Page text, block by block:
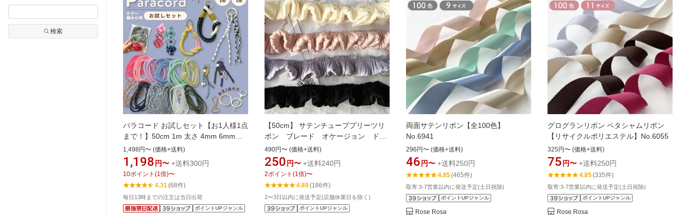
検索
パラコード お試しセット【お1人様1点
まで！】50cm 1m 太さ 4mm 6mm
8mm レジン液 キャンディレジン ハン
ドメイド用 紐 カラーコード スマホシ
ョルダー ストラップ キーホルダー セ
ット アクセサリー パーツ バッグチャ
ーム 手芸 材料 さや工房 手作り アクセ
サリーパーツ
1,498円〜 (価格+送料)
1,198 円〜 +送料300円
10ポイント (1 倍)〜
4.31 (68件)
毎日13時までの注文は当日出荷
ポイントUPジャンル
【50cm】 サテンチューブプリーツリ
ボン ブレード オケージョン ドー
ル 衣装 ロゼッタ おしゃれ ピアス イヤ
リング ハンドメイド 手芸 アクセサリ
ー 材料 素材 パーツ 手芸 チャーム サ
テン 光沢ヘアゴム 商用★
490円〜 (価格+送料)
250 円〜 +送料240円
2ポイント (1 倍)〜
4.89(186件)
2〜3日以内に発送予定(店舗休業日を除く)
ポイントUPジャンル
両面サテンリボン【全100色】
No.6941
296円〜 (価格+送料)
46 円〜 +送料250円
4.85(465件)
取寄:3-7営業以内に発送予定(土日祝除)
ポイントUPジャンル
Rose Rosa
グログランリボン ペタシャムリボン
【リサイクルポリエステル】No.6055
325円〜 (価格+送料)
75 円〜 +送料250円
4.85(335件)
取寄:3-7営業以内に発送予定(土日祝除)
ポイントUPジャンル
Rose Rosa